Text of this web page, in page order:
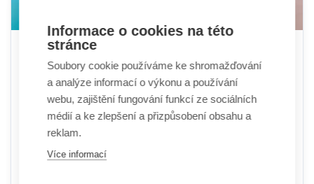
Vláda podpořila zákaz mobilů na školách.
Předložil ho Plaga a Babiš, platit má od
příštího září
Zdroj: irozhlas.cz, 21.07.2026
Zákaz používání mobilních telefonů a dalších
elektronických komunikačních zařízení ve školách,
Informace o cookies na této
stránce
Soubory cookie používáme ke shromažďování
a analýze informací o výkonu a používání
webu, zajištění fungování funkcí ze sociálních
médií a ke zlepšení a přizpůsobení obsahu a
reklam.
Více informací